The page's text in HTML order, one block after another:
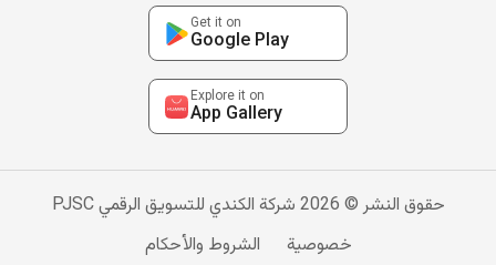
Get it on
Google Play
Explore it on
App Gallery
حقوق النشر © 2026 شركة الكندي للتسويق الرقمي PJSC
خصوصية
الشروط والأحكام